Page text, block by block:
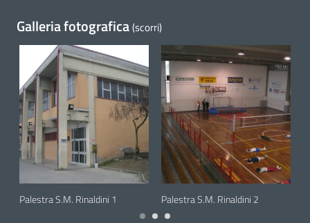
Galleria fotografica(scorri)
6 June 2023
Palestra S.M. Rinaldini 1 6 June 2023
Palestra S.M. Rinaldini 2